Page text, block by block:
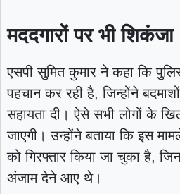
मददगारों पर भी शिकंजा
एसपी सुमित कुमार ने कहा कि
पहचान कर रही है, जिन्होंने
सहायता दी। ऐसे सभी लोगों के
जाएगी। उन्होंने बताया कि इस
को गिरफ्तार किया जा चुका है,
अंजाम देने आए थे।